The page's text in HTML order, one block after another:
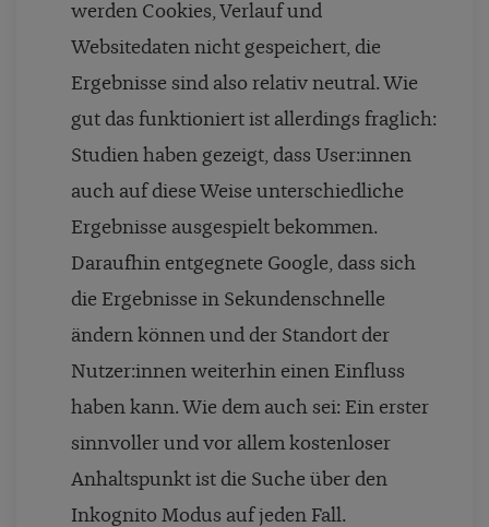
werden Cookies, Verlauf und
Websitedaten nicht gespeichert, die
Ergebnisse sind also relativ neutral. Wie
gut das funktioniert ist allerdings fraglich:
Studien haben gezeigt, dass User:innen
auch auf diese Weise unterschiedliche
Ergebnisse ausgespielt bekommen.
Daraufhin entgegnete Google, dass sich
die Ergebnisse in Sekundenschnelle
ändern können und der Standort der
Nutzer:innen weiterhin einen Einfluss
haben kann. Wie dem auch sei: Ein erster
sinnvoller und vor allem kostenloser
Anhaltspunkt ist die Suche über den
Inkognito Modus auf jeden Fall.